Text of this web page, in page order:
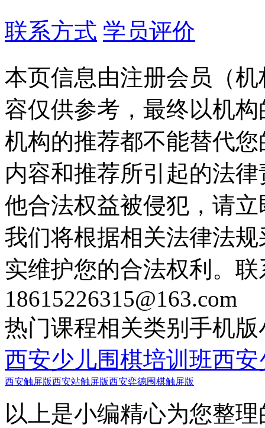
联系方式 学员评价
本页信息由注册会员（
容仅供参考，最终以机
机构的推荐都不能替代
内容和推荐所引起的法
他合法权益被侵犯，请
我们将根据相关法律法
实维护您的合法权利。
18615226315@163.com
热门课程相关类别 手机版
西安少儿围棋培训班西安
西安触屏版西安站触屏版西安弈德围棋触屏版
以上是小编精心为您整